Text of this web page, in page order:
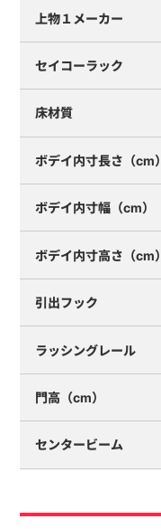
上物１メーカー
セイコーラック
床材質
ボデイ内寸長さ（cm）
ボデイ内寸幅（cm）
ボデイ内寸高さ（cm）
引出フック
ラッシングレール
門高（cm）
センタービーム